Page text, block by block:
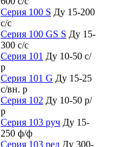
Серия 100 S Ду 15-200
c/c
Серия 100 GS S Ду 15-
300 c/c
Серия 101 Ду 10-50 с/
р
Серия 101 G Ду 15-25
с/вн. р
Серия 102 Ду 10-50 р/
р
Серия 103 руч Ду 15-
250 ф/ф
Серия 103 ред Ду 300-